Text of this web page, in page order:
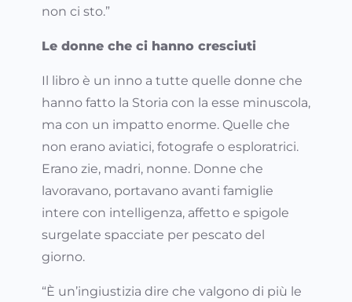
non ci sto.”
Le donne che ci hanno cresciuti
Il libro è un inno a tutte quelle donne che
hanno fatto la Storia con la esse minuscola,
ma con un impatto enorme. Quelle che
non erano aviatici, fotografe o esploratrici.
Erano zie, madri, nonne. Donne che
lavoravano, portavano avanti famiglie
intere con intelligenza, affetto e spigole
surgelate spacciate per pescato del
giorno.
“È un’ingiustizia dire che valgono di più le